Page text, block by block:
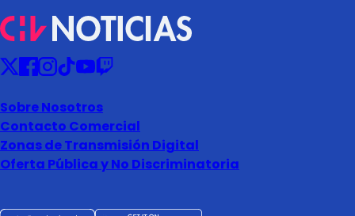
Sobre Nosotros
Contacto Comercial
Zonas de Transmisión Digital
Oferta Pública y No Discriminatoria